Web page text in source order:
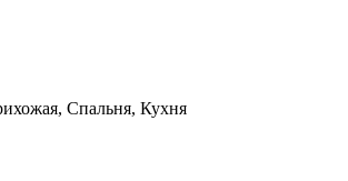
Спальня, Кухня